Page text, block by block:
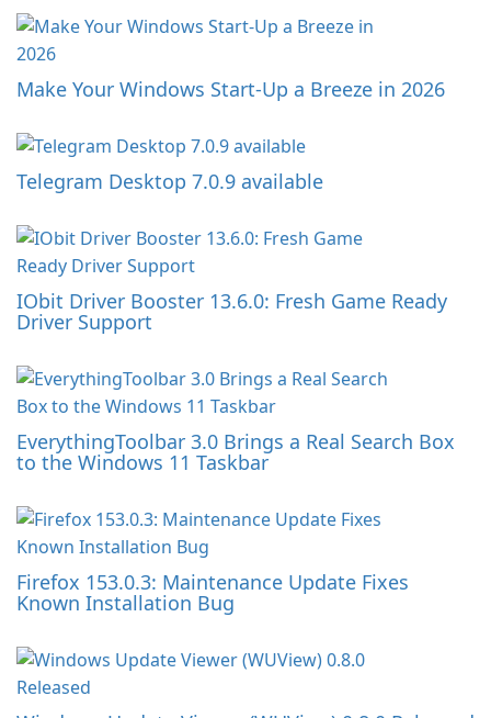
Make Your Windows Start-Up a Breeze in 2026
Telegram Desktop 7.0.9 available
IObit Driver Booster 13.6.0: Fresh Game Ready
Driver Support
EverythingToolbar 3.0 Brings a Real Search Box
to the Windows 11 Taskbar
Firefox 153.0.3: Maintenance Update Fixes
Known Installation Bug